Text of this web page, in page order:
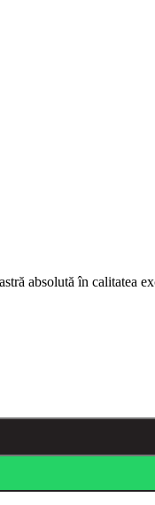
absolută în calitatea